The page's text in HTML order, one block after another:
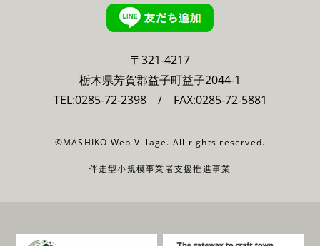
〒321-4217
栃木県芳賀郡益子町益子2044-1
TEL:0285-72-2398/ FAX:0285-72-5881
©MASHIKO Web Village. All rights reserved.
伴走型小規模事業者支援推進事業